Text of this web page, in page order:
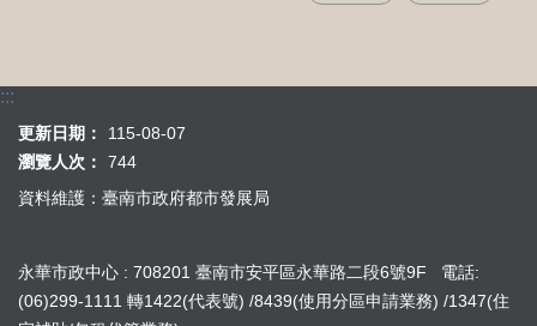
:::
更新日期：
115-08-07
瀏覽人次：
744
資料維護：臺南市政府都市發展局
永華市政中心 : 708201 臺南市安平區永華路二段6號9F 電話:
(06)299-1111 轉1422(代表號) /8439(使用分區申請業務) /1347(住